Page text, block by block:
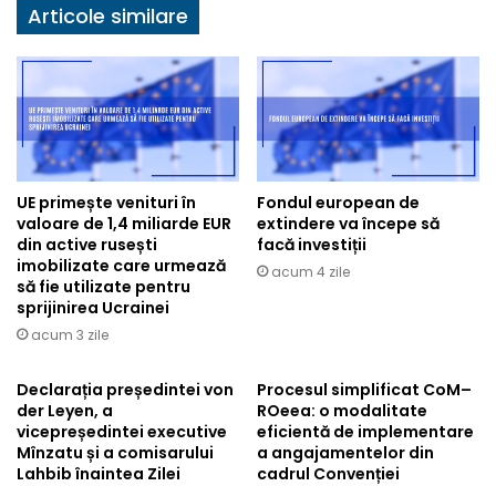
Articole similare
UE primește venituri în
valoare de 1,4 miliarde EUR
din active rusești
imobilizate care urmează
să fie utilizate pentru
sprijinirea Ucrainei
acum 3 zile
Fondul european de
extindere va începe să
facă investiții
acum 4 zile
Declarația președintei von
der Leyen, a
vicepreședintei executive
Mînzatu și a comisarului
Lahbib înaintea Zilei
Procesul simplificat CoM–
ROeea: o modalitate
eficientă de implementare
a angajamentelor din
cadrul Convenției